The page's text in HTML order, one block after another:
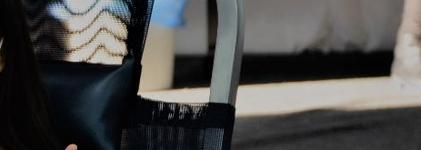
выбрать «умные» очки и как ими
пользоваться, чтобы не
нарушать закон
5 августа 2026
Директор ИИГСО НГПУ:
региональный компонент курса